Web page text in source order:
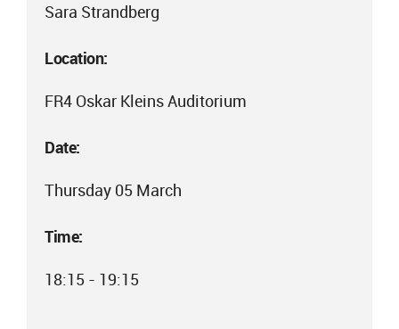
Sara Strandberg
Location:
FR4 Oskar Kleins Auditorium
Date:
Thursday 05 March
Time:
18:15 - 19:15